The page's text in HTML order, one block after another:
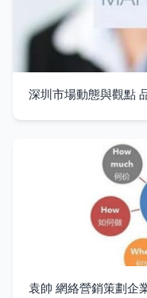
深圳市場動態與觀點
袁帥 網絡營銷策劃企